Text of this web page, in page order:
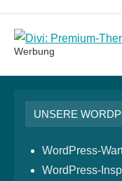
Werbung
UNSERE
WordPress-
WordPress-